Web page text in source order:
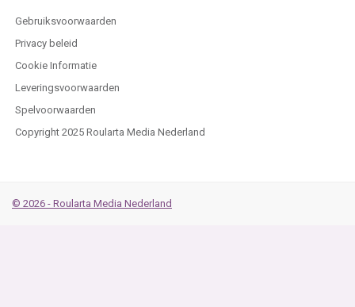
Gebruiksvoorwaarden
Privacy beleid
Cookie Informatie
Leveringsvoorwaarden
Spelvoorwaarden
Copyright 2025 Roularta Media Nederland
© 2026 - Roularta Media Nederland